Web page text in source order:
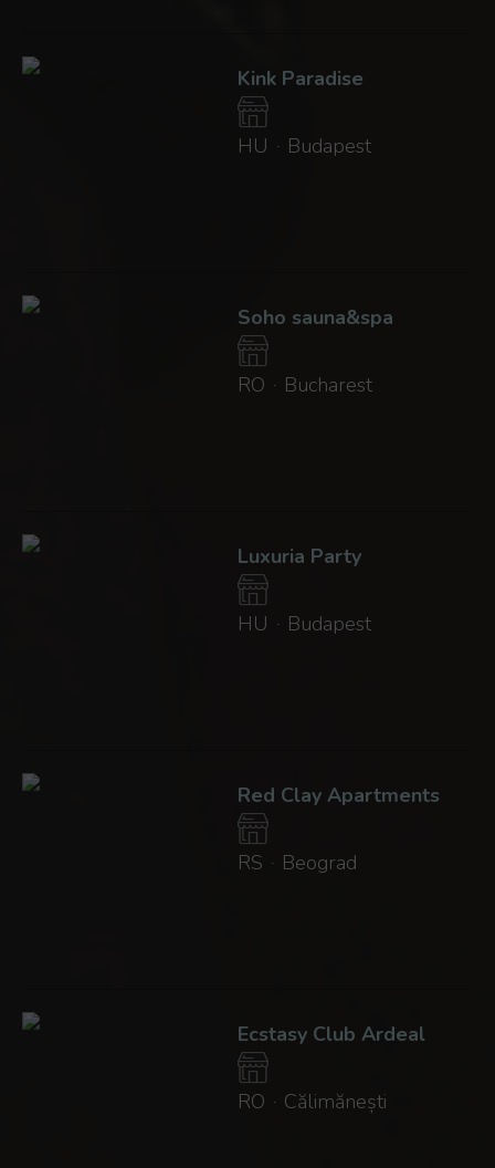
Kink Paradise
HU · Budapest
Soho sauna&spa
RO · Bucharest
Luxuria Party
HU · Budapest
Red Clay Apartments
RS · Beograd
Ecstasy Club Ardeal
RO · Călimănești